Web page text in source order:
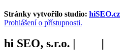
Stránky vytvořilo studio: hiSEO.cz
Prohlášení o přístupnosti.
hi SEO, s.r.o. | |